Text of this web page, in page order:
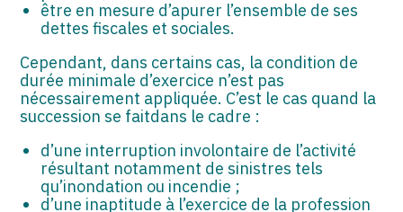
être en mesure d’apurer l’ensemble de ses
dettes fiscales et sociales.
Cependant, dans certains cas, la condition de
durée minimale d’exercice n’est pas
nécessairement appliquée. C’est le cas quand la
succession se faitdans le cadre :
d’une interruption involontaire de l’activité
résultant notamment de sinistres tels
qu’inondation ou incendie ;
d’une inaptitude à l’exercice de la profession